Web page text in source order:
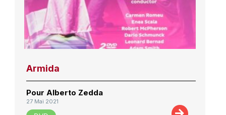
Armida
Pour Alberto Zedda
27 Mai 2021